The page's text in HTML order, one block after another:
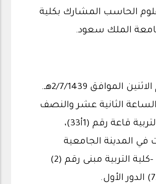
الحاسب المشارك بكلية
جامعة الملك سعود.
وذلك يوم الاثنين الموافق 2/7/1439هـ.
الثانية عشر والنصف
في كلية التربية قاعة رقم (1أ33)،
في المدينة الجامعية
للطالبات -كلية التربية مبنى رقم (2)